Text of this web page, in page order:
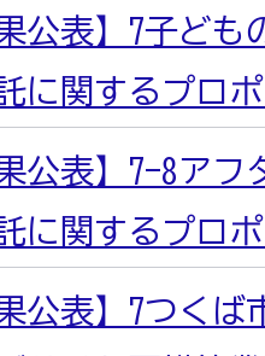
公表】7子ど
に関するプロ
公表】7-8ア
に関するプロ
公表】7つく